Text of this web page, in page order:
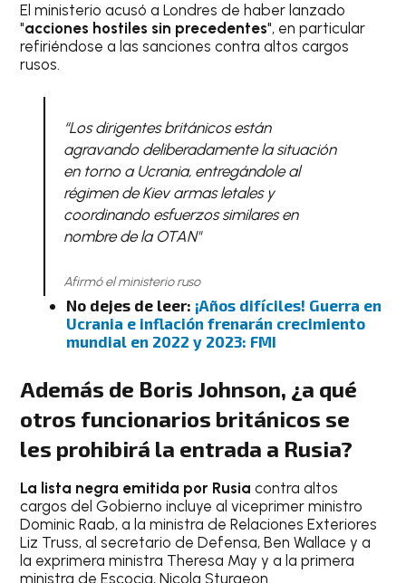
El ministerio acusó a Londres de haber lanzado
"acciones hostiles sin precedentes", en particular
refiriéndose a las sanciones contra altos cargos
rusos.
“Los dirigentes británicos están
agravando deliberadamente la situación
en torno a Ucrania, entregándole al
régimen de Kiev armas letales y
coordinando esfuerzos similares en
nombre de la OTAN"
Afirmó el ministerio ruso
No dejes de leer: ¡Años difíciles! Guerra en
Ucrania e inflación frenarán crecimiento
mundial en 2022 y 2023: FMI
Además de Boris Johnson, ¿a qué
otros funcionarios británicos se
les prohibirá la entrada a Rusia?
La lista negra emitida por Rusia contra altos
cargos del Gobierno incluye al viceprimer ministro
Dominic Raab, a la ministra de Relaciones Exteriores
Liz Truss, al secretario de Defensa, Ben Wallace y a
la exprimera ministra Theresa May y a la primera
ministra de Escocia, Nicola Sturgeon.